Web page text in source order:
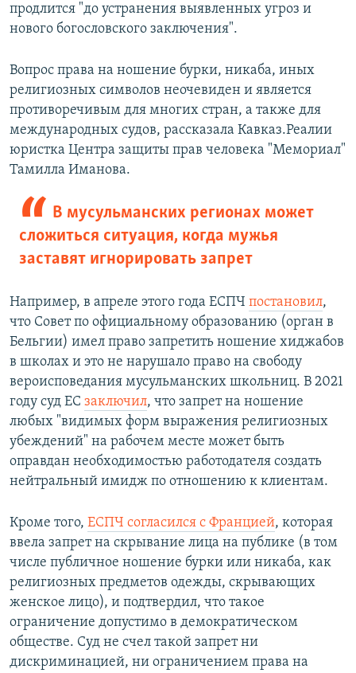
продлится "до устранения выявленных угроз и
нового богословского заключения".
Вопрос права на ношение бурки, никаба, иных
религиозных символов неочевиден и является
противоречивым для многих стран, а также для
международных судов, рассказала Кавказ.Реалии
юристка Центра защиты прав человека "Мемориал"
Тамилла Иманова.
В мусульманских регионах может
сложиться ситуация, когда мужья
заставят игнорировать запрет
Например, в апреле этого года ЕСПЧ постановил,
что Совет по официальному образованию (орган в
Бельгии) имел право запретить ношение хиджабов
в школах и это не нарушало право на свободу
вероисповедания мусульманских школьниц. В 2021
году суд ЕС заключил, что запрет на ношение
любых "видимых форм выражения религиозных
убеждений" на рабочем месте может быть
оправдан необходимостью работодателя создать
нейтральный имидж по отношению к клиентам.
Кроме того, ЕСПЧ согласился с Францией, которая
ввела запрет на скрывание лица на публике (в том
числе публичное ношение бурки или никаба, как
религиозных предметов одежды, скрывающих
женское лицо), и подтвердил, что такое
ограничение допустимо в демократическом
обществе. Суд не счел такой запрет ни
дискриминацией, ни ограничением права на